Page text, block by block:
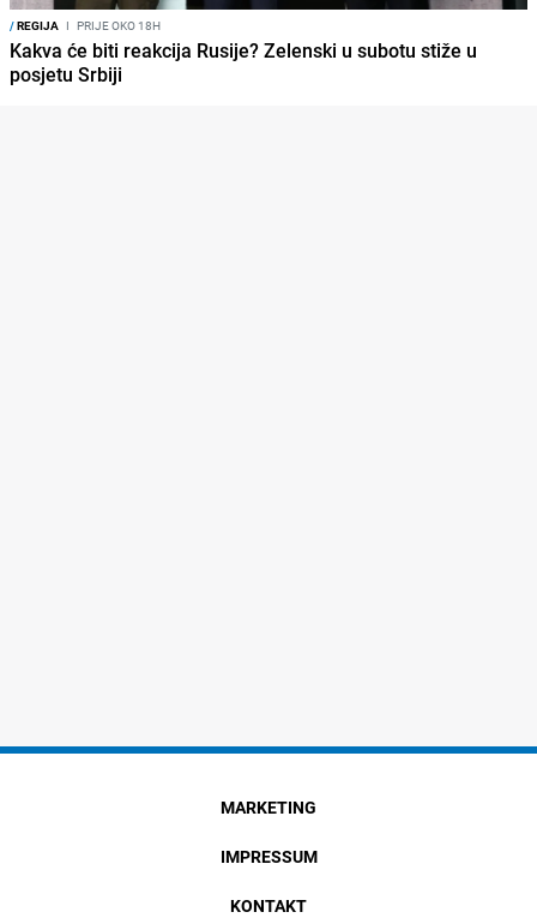
/REGIJA I PRIJE OKO 18H
Kakva će biti reakcija Rusije? Zelenski u subotu stiže u
posjetu Srbiji
MARKETING
IMPRESSUM
KONTAKT